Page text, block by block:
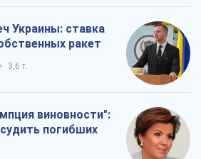
Украины: ставка
ракет
3,6 т.
виновности":
погибших